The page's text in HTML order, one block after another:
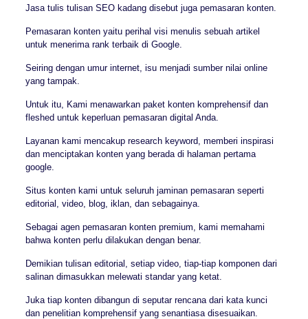
Jasa tulis tulisan SEO kadang disebut juga pemasaran konten.
Pemasaran konten yaitu perihal visi menulis sebuah artikel
untuk menerima rank terbaik di Google.
Seiring dengan umur internet, isu menjadi sumber nilai online
yang tampak.
Untuk itu, Kami menawarkan paket konten komprehensif dan
fleshed untuk keperluan pemasaran digital Anda.
Layanan kami mencakup research keyword, memberi inspirasi
dan menciptakan konten yang berada di halaman pertama
google.
Situs konten kami untuk seluruh jaminan pemasaran seperti
editorial, video, blog, iklan, dan sebagainya.
Sebagai agen pemasaran konten premium, kami memahami
bahwa konten perlu dilakukan dengan benar.
Demikian tulisan editorial, setiap video, tiap-tiap komponen dari
salinan dimasukkan melewati standar yang ketat.
Juka tiap konten dibangun di seputar rencana dari kata kunci
dan penelitian komprehensif yang senantiasa disesuaikan.